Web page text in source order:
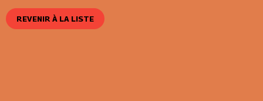
REVENIR À LA LISTE